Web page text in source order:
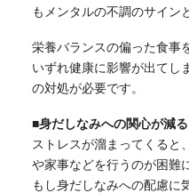
もメンタルの不調のサイン
栄養バランスの偏った食事
いずれ健康に影響が出てし
の対処が必要です。
■身だしなみへの関心が減る
ストレスが溜まってくると
や家事などを行うのが困難
もし身だしなみへの配慮に